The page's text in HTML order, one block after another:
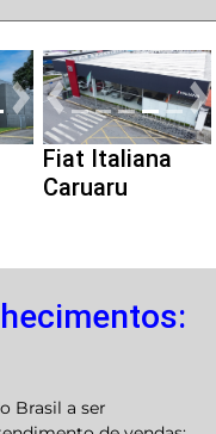
Proximo
Anterior
Fiat Italiana
Caruaru
Brasil a ser